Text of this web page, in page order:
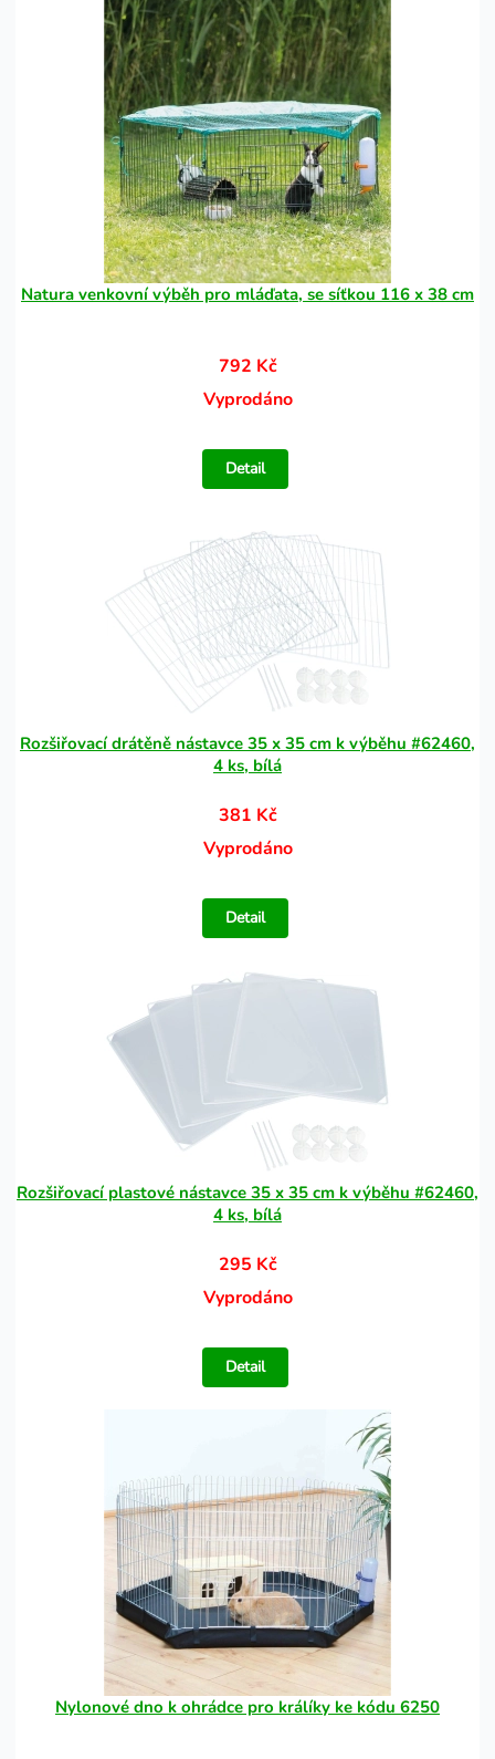
Natura venkovní výběh pro mláďata, se síťkou 116 x 38 cm
792 Kč
Vyprodáno
Detail
Rozšiřovací drátěně nástavce 35 x 35 cm k výběhu #62460,
4 ks, bílá
381 Kč
Vyprodáno
Detail
Rozšiřovací plastové nástavce 35 x 35 cm k výběhu #62460,
4 ks, bílá
295 Kč
Vyprodáno
Detail
Nylonové dno k ohrádce pro králíky ke kódu 6250